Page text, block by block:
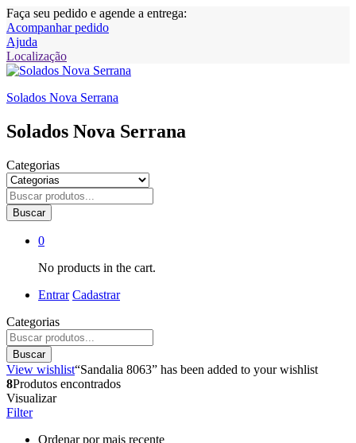
Faça seu pedido e agende a entrega:
Acompanhar pedido
Ajuda
Localização
Solados Nova Serrana
Solados Nova Serrana
Categorias
Buscar
0
No products in the cart.
Entrar Cadastrar
Categorias
Buscar
View wishlist“Sandalia 8063” has been added to your wishlist
8Produtos encontrados
Visualizar
Filter
Ordenar por mais recente